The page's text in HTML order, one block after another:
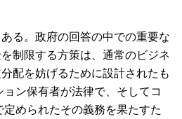
る。政府の回答の中での重要な
制限する方策は、通常のビジネ
配を妨げるために設計されたも
ン保有者が法律で、そしてコ
められたその義務を果たすた